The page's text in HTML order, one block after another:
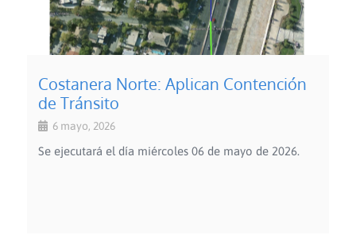
Costanera Norte: Aplican Contención
de Tránsito
6 mayo, 2026
Se ejecutará el día miércoles 06 de mayo de 2026.